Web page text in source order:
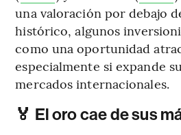
una valoración por debajo
histórico, algunos
como una oportunidad
especialmente si expande
mercados internacionales.
🏅 El oro cae de sus